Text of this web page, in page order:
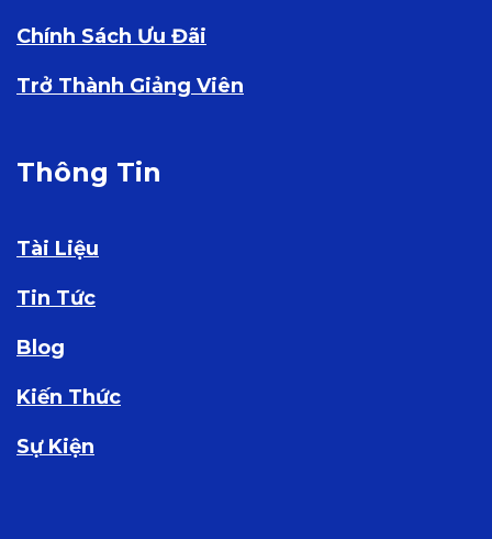
Chính Sách Ưu Đãi
Trở Thành Giảng Viên
Thông Tin
Tài Liệu
Tin Tức
Blog
Kiến Thức
Sự Kiện